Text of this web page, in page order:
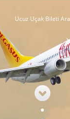
Ucuz Uçak Bileti Ara